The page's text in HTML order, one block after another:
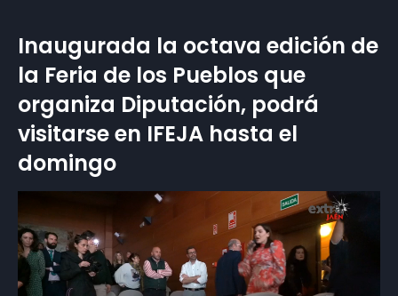
Inaugurada la octava edición de
la Feria de los Pueblos que
organiza Diputación, podrá
visitarse en IFEJA hasta el
domingo